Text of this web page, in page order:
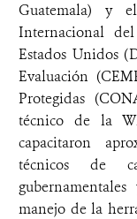
Guatemala) y
Internacional
Estados Unidos
Evaluación
Protegidas
técnico de la
capacitaron
técnicos de
manejo de la